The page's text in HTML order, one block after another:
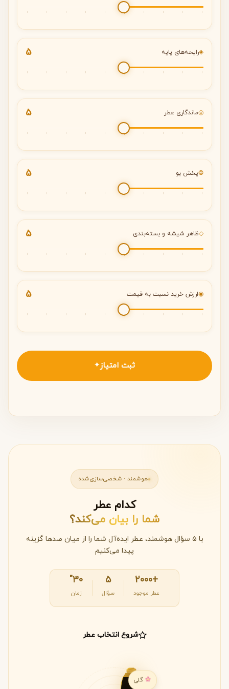
◈رایحه‌های پایه 5
◎ماندگاری عطر 5
❂پخش بو 5
◇ظاهر شیشه و بسته‌بندی 5
◉ارزش خرید نسبت به قیمت 5
ثبت امتیاز ✦
هوشمند · شخصی‌سازی‌شده
کدام عطر
شما را بیان می‌کند؟
با ۵ سؤال هوشمند، عطر ایده‌آل شما را از میان صدها گزینه
پیدا می‌کنیم
+2000
عطر موجود
۵
سؤال
۳۰"
زمان
شروع انتخاب عطر
گلی